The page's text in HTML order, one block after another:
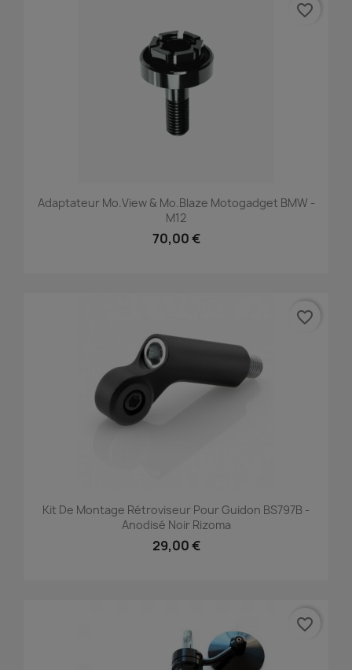
Adaptateur Mo.view & Mo.blaze Motogadget BMW -
M12
70,00 €
favorite_border
Kit De Montage Rétroviseur Pour Guidon BS797B -
Anodisé Noir Rizoma
29,00 €
favorite_border
favorite_border